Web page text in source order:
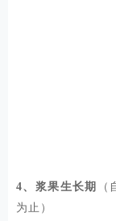
4、浆果生长期
为止）